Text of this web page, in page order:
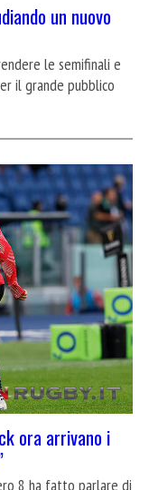
un nuovo
le semifinali e
il grande pubblico
ora arrivano i
8 ha fatto parlare di